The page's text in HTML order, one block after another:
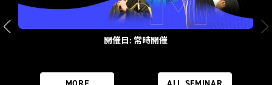
開催日: 2026/09/10
AIの一般化により従来の知名度や広告効果が通用しなくなる中、企業は